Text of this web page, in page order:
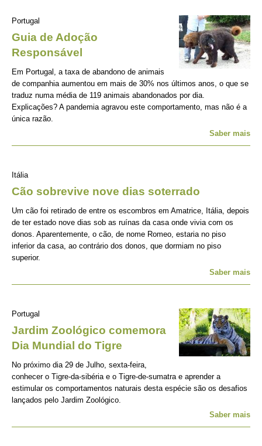
Portugal
Guia de Adoção
Responsável
Em Portugal, a taxa de abandono de animais
de companhia aumentou em mais de 30% nos últimos anos, o que se
traduz numa média de 119 animais abandonados por dia.
Explicações? A pandemia agravou este comportamento, mas não é a
única razão.
Saber mais
Itália
Cão sobrevive nove dias soterrado
Um cão foi retirado de entre os escombros em Amatrice, Itália, depois
de ter estado nove dias sob as ruínas da casa onde vivia com os
donos. Aparentemente, o cão, de nome Romeo, estaria no piso
inferior da casa, ao contrário dos donos, que dormiam no piso
superior.
Saber mais
Portugal
Jardim Zoológico comemora
Dia Mundial do Tigre
No próximo dia 29 de Julho, sexta-feira,
conhecer o Tigre-da-sibéria e o Tigre-de-sumatra e aprender a
estimular os comportamentos naturais desta espécie são os desafios
lançados pelo Jardim Zoológico.
Saber mais